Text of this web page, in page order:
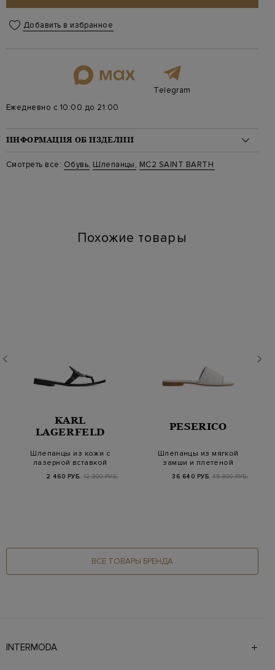
Добавить в избранное
Telegram
Ежедневно с 10:00 до 21:00
ИНФОРМАЦИЯ ОБ ИЗДЕЛИИ
Материал: пластик 100%
Смотреть все: Обувь, Шлепанцы, MC2 SAINT BARTH
Похожие товары
KARL
LAGERFELD
Шлепанцы из кожи с
лазерной вставкой
2 460 РУБ. 12 300 РУБ.
PESERICO
Шлепанцы из мягкой
замши и плетеной
36 640 РУБ. 45 800 РУБ.
ВСЕ ТОВАРЫ БРЕНДА
INTERMODA